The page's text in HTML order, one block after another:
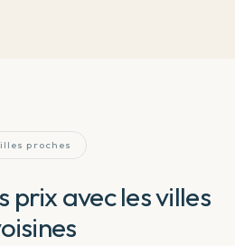
proches
prix avec les villes